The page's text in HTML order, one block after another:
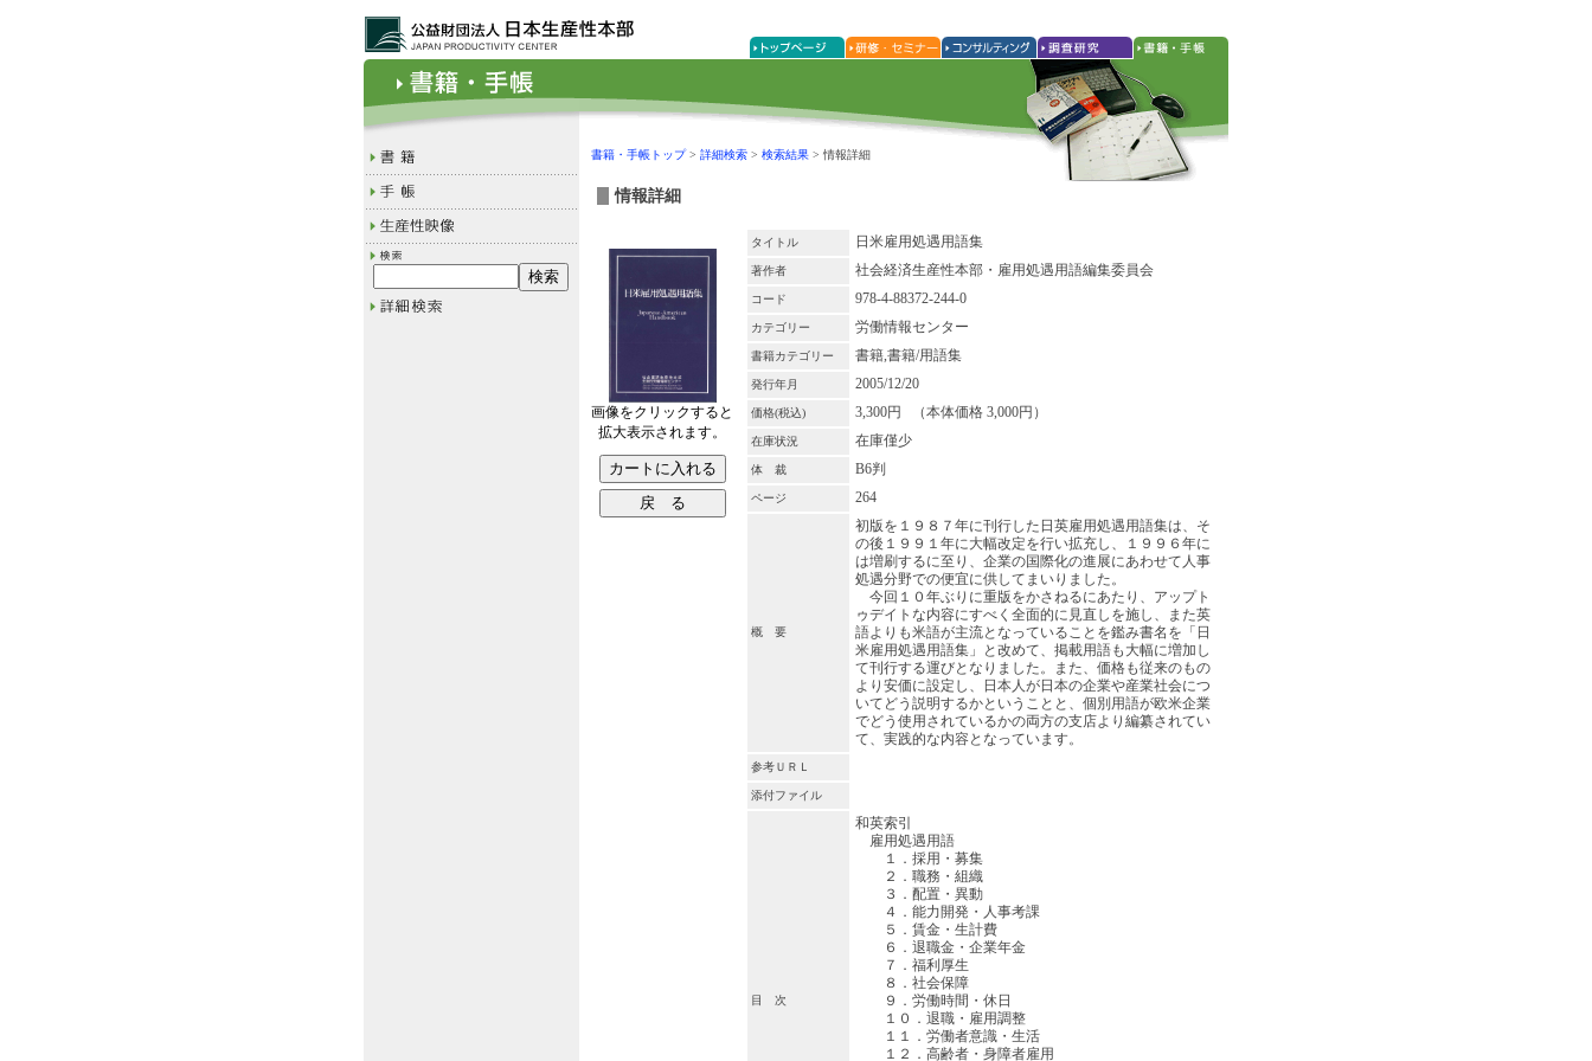
書籍・手帳トップ> 詳細検索 > 検索結果 > 情報詳細
情報詳細
画像をクリックすると
拡大表示されます。
タイトル 日米雇用処遇用語集
著作者 社会経済生産性本部・雇用処遇用語編集委員会
コード 978-4-88372-244-0
カテゴリー 労働情報センター
書籍カテゴリー 書籍,書籍/用語集
発行年月 2005/12/20
価格(税込) 3,300円 （本体価格 3,000円）
在庫状況 在庫僅少
体 裁 B6判
ページ 264
概 要
初版を１９８７年に刊行した日英雇用処遇用語集は、そ
の後１９９１年に大幅改定を行い拡充し、１９９６年に
は増刷するに至り、企業の国際化の進展にあわせて人事
処遇分野での便宜に供してまいりました。
今回１０年ぶりに重版をかさねるにあたり、アップト
ゥデイトな内容にすべく全面的に見直しを施し、また英
語よりも米語が主流となっていることを鑑み書名を「日
米雇用処遇用語集」と改めて、掲載用語も大幅に増加し
て刊行する運びとなりました。また、価格も従来のもの
より安価に設定し、日本人が日本の企業や産業社会につ
いてどう説明するかということと、個別用語が欧米企業
でどう使用されているかの両方の支店より編纂されてい
て、実践的な内容となっています。
参考ＵＲＬ
添付ファイル
目 次
和英索引
雇用処遇用語
１．採用・募集
２．職務・組織
３．配置・異動
４．能力開発・人事考課
５．賃金・生計費
６．退職金・企業年金
７．福利厚生
８．社会保障
９．労働時間・休日
１０．退職・雇用調整
１１．労働者意識・生活
１２．高齢者・身障者雇用